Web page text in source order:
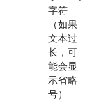
字符
（如果
文本过
长，可
能会显
示省略
号）